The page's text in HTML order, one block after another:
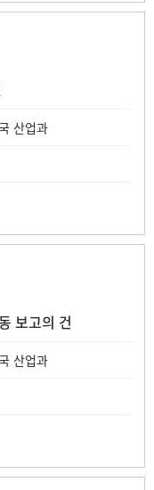
산업과
보고의 건
산업과